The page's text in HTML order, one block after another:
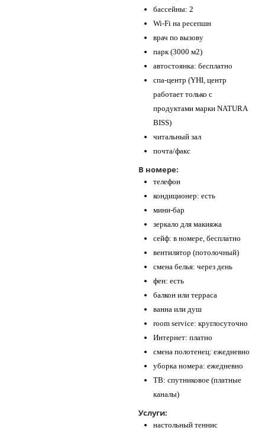
бассейны: 2
Wi-Fi на ресепшн
врач по вызову
парк (3000 м2)
автостоянка: бесплатно
спа-центр (YHI, центр
работает только с
продуктами марки NATURA
BISS)
читальный зал
почта/факс
В номере:
телефон
кондиционер: есть
мини-бар
зеркало для макияжа
сейф: в номере, бесплатно
вентилятор (потолочный)
смена белья: через день
фен: есть
балкон или терраса
ванна или душ
room service: круглосуточно
Интернет: платно
смена полотенец: ежедневно
уборка номера: ежедневно
ТВ: спутниковое (платные
каналы)
Услуги:
настольный теннис